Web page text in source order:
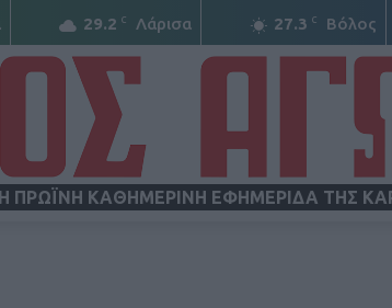
29.2 C Λάρισα 27.3 C Βόλος
ΠΡΩΪΝΗ ΚΑΘΗΜΕΡΙΝΗ ΕΦΗΜΕΡΙΔΑ ΤΗΣ